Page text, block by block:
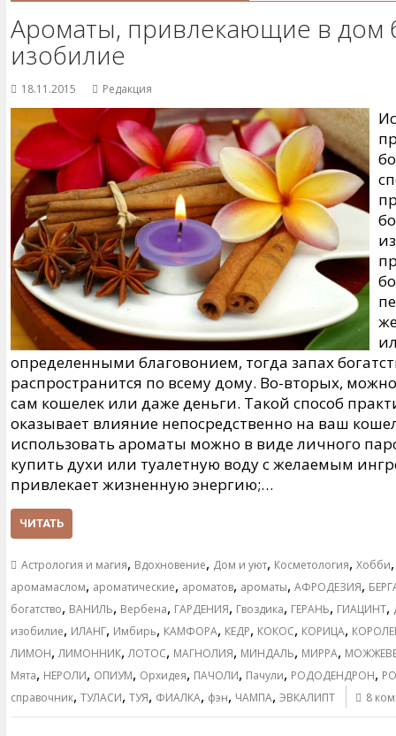
Ароматы, привлекающие в дом
изобилие
18.11.2015 Редакция
определенными благовонием, тогда запах
распространится по всему дому. Во-вторых,
сам кошелек или даже деньги. Такой способ
оказывает влияние непосредственно на ваш
использовать ароматы можно в виде личного
купить духи или туалетную воду с желаемым
привлекает жизненную энергию;…
ЧИТАТЬ
Астрология и магия, Вдохновение, Дом и уют, Косметология, Хобби
аромамаслом, ароматические, ароматов, ароматы, АФРОДЕЗИЯ,
богатство, ВАНИЛЬ, Вербена, ГАРДЕНИЯ, Гвоздика, ГЕРАНЬ, ГИАЦИНТ,
изобилие, ИЛАНГ, Имбирь, КАМФОРА, КЕДР, КОКОС, КОРИЦА,
ЛИМОН, ЛИМОННИК, ЛОТОС, МАГНОЛИЯ, МИНДАЛЬ, МИРРА,
Мята, НЕРОЛИ, ОПИУМ, Орхидея, ПАЧОЛИ, Пачули, РОДОДЕНДРОН,
справочник, ТУЛАСИ, ТУЯ, ФИАЛКА, фэн, ЧАМПА, ЭВКАЛИПТ 8